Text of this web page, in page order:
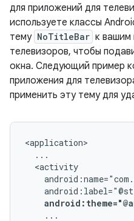
для приложений для
используете классы
тему NoTitleBar к вашим
телевизоров, чтобы
окна. Следующий пример
приложения для
применить эту тему для